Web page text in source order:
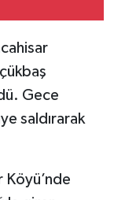
Gece
saldırarak
Köyü’nde